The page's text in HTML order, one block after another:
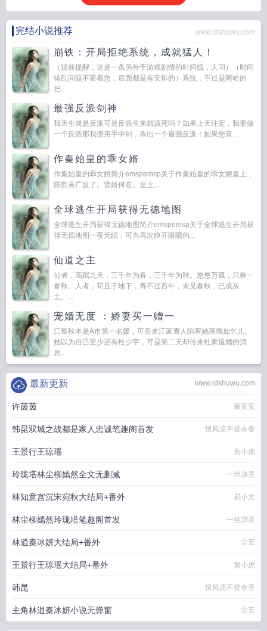
完结小说推荐 www.ldshuwu.com
崩铁：开局拒绝系统，成就猛人！
（观前提醒，这是一条另外于游戏剧情的时间线，人同）（时间
错乱问题不要着急，后面都是有安排的）系统，不过是阿哈的
把...
最强反派剑神
我天生就是反派可是反派生来就该死吗？如果上天注定，我要做
一个反派那我便用手中剑，杀出一个最强反派！如果您喜...
作秦始皇的乖女婿
作秦始皇的乖女婿简介emspemsp关于作秦始皇的乖女婿皇上，
陈胜吴广反了。贤婿何在。皇上...
全球逃生开局获得无德地图
全球逃生开局获得无德地图简介emspemsp关于全球逃生开局获
得无德地图一夜无眠，可当再次睁开眼睛的...
仙道之主
仙者，高踞九天，三千年为春，三千年为秋。悠悠万载，只称一
春秋。人者，苟且于地下，寿不过百年，未见春秋，已成灰
土。...
宠婚无度 ：娇妻买一赠一
江黎秋本是A市第一名媛，可后来江家遭人陷害她落魄如乞儿。
她以为自己至少还有杜少宇，可是第二天却传来杜家退婚的消
息...
www.ldshuwu.com
最新更新
许茵茵 秦安安
韩昆双城之战都是家人忠诚笔趣阁首发 恨风流不管余香
王景行王琼瑶 黄小虎
玲珑塔林尘柳嫣然全文无删减 一丝凉意
林知意宫沉宋宛秋大结局+番外 易小文
林尘柳嫣然玲珑塔笔趣阁首发 一丝凉意
林逍秦冰妍大结局+番外 尘五
王景行王琼瑶大结局+番外 黄小虎
韩昆 恨风流不管余香
主角林逍秦冰妍小说无弹窗 尘五